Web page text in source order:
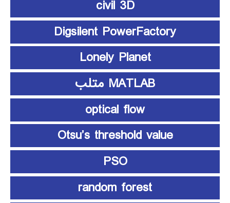
civil 3D
Digsilent PowerFactory
Lonely Planet
MATLAB متلب
optical flow
Otsu’s threshold value
PSO
random forest